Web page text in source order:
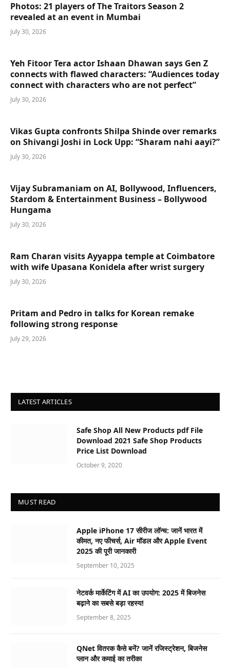
Photos: 21 players of The Traitors Season 2
revealed at an event in Mumbai
July 30, 2026
Yeh Fitoor Tera actor Ishaan Dhawan says Gen Z
connects with flawed characters: “Audiences today
connect with characters who are not perfect”
July 30, 2026
Vikas Gupta confronts Shilpa Shinde over remarks
on Shivangi Joshi in Lock Upp: “Sharam nahi aayi?”
July 30, 2026
Vijay Subramaniam on AI, Bollywood, Influencers,
Stardom & Entertainment Business – Bollywood
Hungama
July 30, 2026
Ram Charan visits Ayyappa temple at Coimbatore
with wife Upasana Konidela after wrist surgery
July 30, 2026
Pritam and Pedro in talks for Korean remake
following strong response
July 29, 2026
LATEST ARTICLES
Safe Shop All New Products pdf File
Download 2021 Safe Shop Products
Price List Download
October 9, 2020
MUST READ
Apple iPhone 17 सीरीज लॉन्च: जानें भारत में
कीमत, नए फीचर्स, Air मॉडल और Apple Event
2025 की पूरी जानकारी
September 10, 2025
नेटवर्क मार्केटिंग में AI का उपयोग: 2025 में बिजनेस
बढ़ाने का सबसे बड़ा रहस्य!
September 8, 2025
QNet वितरक कैसे बनें? जानें रजिस्ट्रेशन, बिजनेस
प्लान और कमाई का तरीका